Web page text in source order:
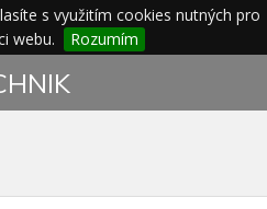
s využitím cookies nutných pro
webu.
Rozumím